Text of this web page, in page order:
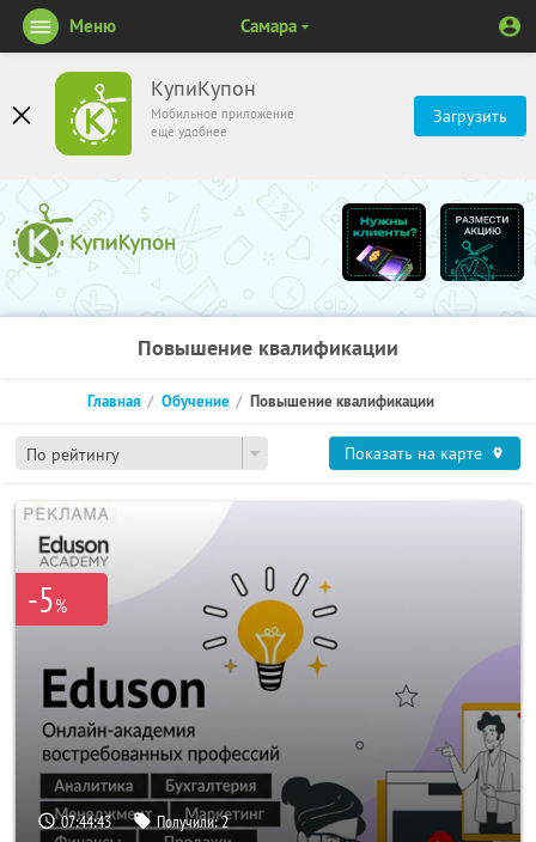
КупиКупон
Мобильное приложение
ещё удобнее
Загрузить
Меню Самара
Повышение квалификации
По рейтингу
Главная Обучение Повышение квалификации
Показать на карте
-5%
07:44:42 Получили:2